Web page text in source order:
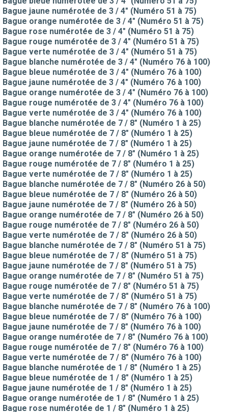
Bague jaune numérotée de 3 / 4" (Numéro 51 à 75)
Bague orange numérotée de 3 / 4" (Numéro 51 à 75)
Bague rose numérotée de 3 / 4" (Numéro 51 à 75)
Bague rouge numérotée de 3 / 4" (Numéro 51 à 75)
Bague verte numérotée de 3 / 4" (Numéro 51 à 75)
Bague blanche numérotée de 3 / 4" (Numéro 76 à 100)
Bague bleue numérotée de 3 / 4" (Numéro 76 à 100)
Bague jaune numérotée de 3 / 4" (Numéro 76 à 100)
Bague orange numérotée de 3 / 4" (Numéro 76 à 100)
Bague rouge numérotée de 3 / 4" (Numéro 76 à 100)
Bague verte numérotée de 3 / 4" (Numéro 76 à 100)
Bague blanche numérotée de 7 / 8" (Numéro 1 à 25)
Bague bleue numérotée de 7 / 8" (Numéro 1 à 25)
Bague jaune numérotée de 7 / 8" (Numéro 1 à 25)
Bague orange numérotée de 7 / 8" (Numéro 1 à 25)
Bague rouge numérotée de 7 / 8" (Numéro 1 à 25)
Bague verte numérotée de 7 / 8" (Numéro 1 à 25)
Bague blanche numérotée de 7 / 8" (Numéro 26 à 50)
Bague bleue numérotée de 7 / 8" (Numéro 26 à 50)
Bague jaune numérotée de 7 / 8" (Numéro 26 à 50)
Bague orange numérotée de 7 / 8" (Numéro 26 à 50)
Bague rouge numérotée de 7 / 8" (Numéro 26 à 50)
Bague verte numérotée de 7 / 8" (Numéro 26 à 50)
Bague blanche numérotée de 7 / 8" (Numéro 51 à 75)
Bague bleue numérotée de 7 / 8" (Numéro 51 à 75)
Bague jaune numérotée de 7 / 8" (Numéro 51 à 75)
Bague orange numérotée de 7 / 8" (Numéro 51 à 75)
Bague rouge numérotée de 7 / 8" (Numéro 51 à 75)
Bague verte numérotée de 7 / 8" (Numéro 51 à 75)
Bague blanche numérotée de 7 / 8" (Numéro 76 à 100)
Bague bleue numérotée de 7 / 8" (Numéro 76 à 100)
Bague jaune numérotée de 7 / 8" (Numéro 76 à 100)
Bague orange numérotée de 7 / 8" (Numéro 76 à 100)
Bague rouge numérotée de 7 / 8" (Numéro 76 à 100)
Bague verte numérotée de 7 / 8" (Numéro 76 à 100)
Bague blanche numérotée de 1 / 8" (Numéro 1 à 25)
Bague bleue numérotée de 1 / 8" (Numéro 1 à 25)
Bague jaune numérotée de 1 / 8" (Numéro 1 à 25)
Bague orange numérotée de 1 / 8" (Numéro 1 à 25)
Bague rose numérotée de 1 / 8" (Numéro 1 à 25)